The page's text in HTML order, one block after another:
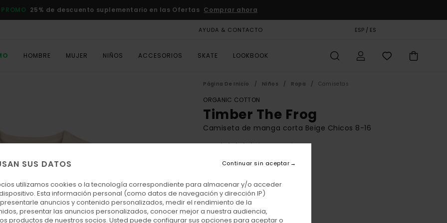
PROMO 25% de descuento suplementario en las Ofertas Comprar ahora
AYUDA & CONTACTO ESP / ES
HOMBRE MUJER NIÑOS ACCESORIOS SKATE LOOKBOOK
Página De Inicio Niños Ropa Camisetas
ORGANIC COTTON
Timber The Frog
Camiseta de manga corta Beige Chicos 8-16
5.0
ECO-BONUS
11,25 €
OFERTAS
DOBLE PROMO -25% EXTRA
SUS DATOS
utilizamos cookies o la tecnología correspondiente para almacenar y/o acceder
Esta información personal (como datos de navegación y dirección IP)
anuncios y contenido personalizados, medir el rendimiento de la
presentar las anuncios personalizados, conocer mejor a nuestra audiencia,
productos de nuestros socios. Usted puede configurar sus opciones para aceptar o
Continuar sin aceptar